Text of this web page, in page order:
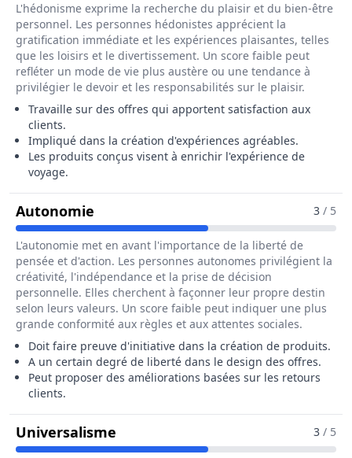
L'hédonisme exprime la recherche du plaisir et du bien-être
personnel. Les personnes hédonistes apprécient la
gratification immédiate et les expériences plaisantes, telles
que les loisirs et le divertissement. Un score faible peut
refléter un mode de vie plus austère ou une tendance à
privilégier le devoir et les responsabilités sur le plaisir.
Travaille sur des offres qui apportent satisfaction aux
clients.
Impliqué dans la création d'expériences agréables.
Les produits conçus visent à enrichir l'expérience de
voyage.
Autonomie Pour Le Métier De Assistant / 3 / 5
L'autonomie met en avant l'importance de la liberté de
pensée et d'action. Les personnes autonomes privilégient la
créativité, l'indépendance et la prise de décision
personnelle. Elles cherchent à façonner leur propre destin
selon leurs valeurs. Un score faible peut indiquer une plus
grande conformité aux règles et aux attentes sociales.
Doit faire preuve d'initiative dans la création de produits.
A un certain degré de liberté dans le design des offres.
Peut proposer des améliorations basées sur les retours
clients.
Universalisme Pour Le Métier De Assistant /
3 / 5